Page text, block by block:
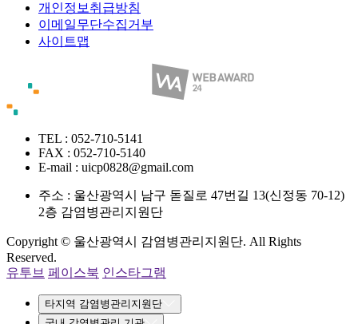
개인정보취급방침
이메일무단수집거부
사이트맵
TEL : 052-710-5141
FAX : 052-710-5140
E-mail : uicp0828@gmail.com
주소 : 울산광역시 남구 돋질로 47번길 13(신정동 70-12)
2층 감염병관리지원단
Copyright © 울산광역시 감염병관리지원단. All Rights
Reserved.
유투브 페이스북 인스타그램
타지역 감염병관리지원단